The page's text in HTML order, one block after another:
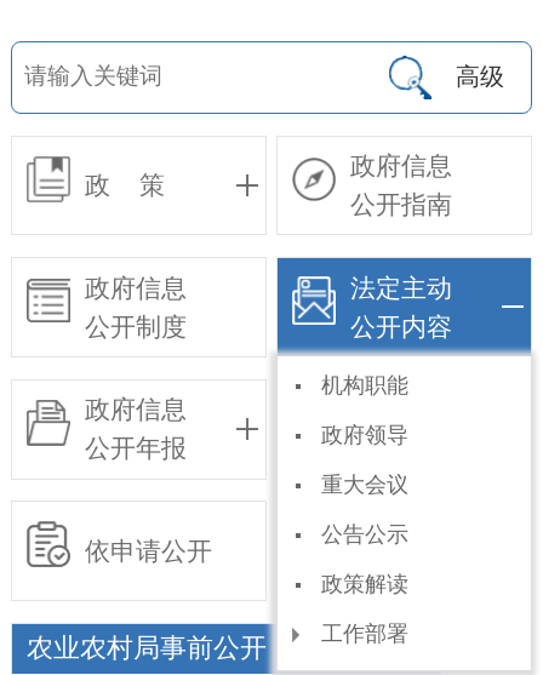
高级
政 策
政府信息
公开指南
政府信息
公开制度
法定主动
公开内容
机构职能
政府领导
重大会议
公告公示
政策解读
工作部署
政府信息
公开年报
公开事项目录
依申请公开
农业农村局事前公开（县直部门）